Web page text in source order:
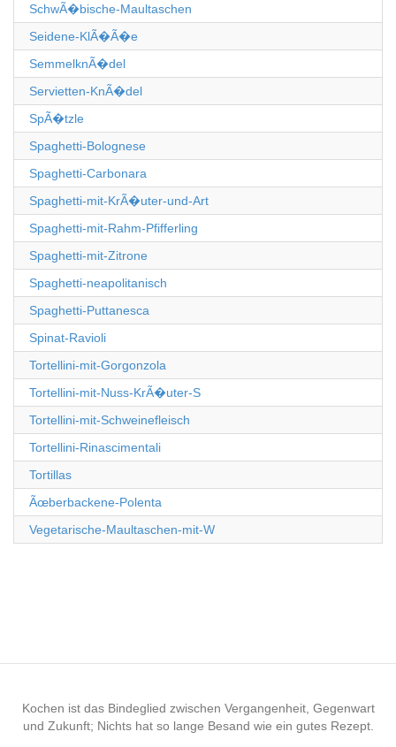
SchwÃ�bische-Maultaschen
Seidene-KlÃ�Ã�e
SemmelknÃ�del
Servietten-KnÃ�del
SpÃ�tzle
Spaghetti-Bolognese
Spaghetti-Carbonara
Spaghetti-mit-KrÃ�uter-und-Art
Spaghetti-mit-Rahm-Pfifferling
Spaghetti-mit-Zitrone
Spaghetti-neapolitanisch
Spaghetti-Puttanesca
Spinat-Ravioli
Tortellini-mit-Gorgonzola
Tortellini-mit-Nuss-KrÃ�uter-S
Tortellini-mit-Schweinefleisch
Tortellini-Rinascimentali
Tortillas
Ãœberbackene-Polenta
Vegetarische-Maultaschen-mit-W
Kochen ist das Bindeglied zwischen Vergangenheit, Gegenwart
und Zukunft; Nichts hat so lange Besand wie ein gutes Rezept.